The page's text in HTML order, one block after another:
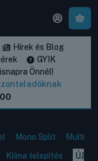
Hírek és Blog
GYIK
Önnél!
Mono Split
Multi
Klíma telepítés
ÚJ